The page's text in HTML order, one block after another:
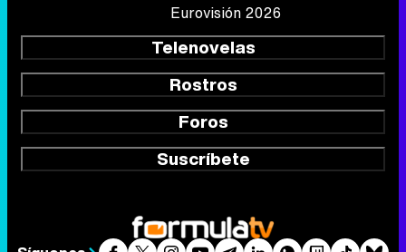
Eurovisión 2026
Telenovelas
Rostros
Foros
Suscríbete